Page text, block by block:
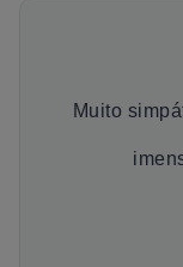
Muito